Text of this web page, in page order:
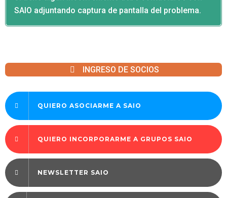
SAIO adjuntando captura de pantalla del problema.
INGRESO DE SOCIOS
QUIERO ASOCIARME A SAIO
QUIERO INCORPORARME A GRUPOS SAIO
NEWSLETTER SAIO